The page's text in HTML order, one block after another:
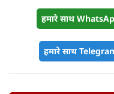
हमारे साथ
हमारे साथ